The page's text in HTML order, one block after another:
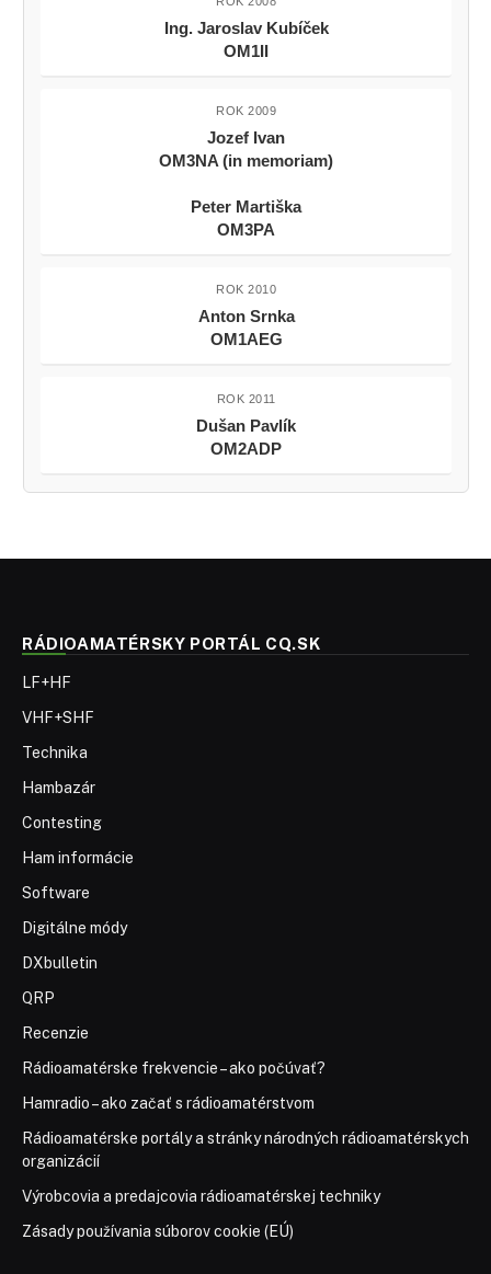
Ing. Jaroslav Kubíček
OM1II
ROK 2009
Jozef Ivan
OM3NA (in memoriam)
Peter Martiška
OM3PA
ROK 2010
Anton Srnka
OM1AEG
ROK 2011
Dušan Pavlík
OM2ADP
RÁDIOAMATÉRSKY PORTÁL CQ.SK
LF+HF
VHF+SHF
Technika
Hambazár
Contesting
Ham informácie
Software
Digitálne módy
DXbulletin
QRP
Recenzie
Rádioamatérske frekvencie – ako počúvať?
Hamradio – ako začať s rádioamatérstvom
Rádioamatérske portály a stránky národných rádioamatérskych
organizácií
Výrobcovia a predajcovia rádioamatérskej techniky
Zásady používania súborov cookie (EÚ)